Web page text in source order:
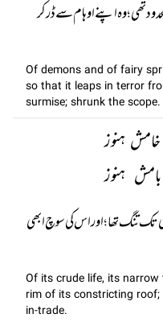
تھی؛ وہ اپنے اوہام سے ڈر کر
Of demons and of fairy
so that it leaps in terror
surmise; shrunk the scope.
ہنوز
ہنوز
تنگ تھا؛ اور اس کی سوچ ا بھی
Of its crude life, its
rim of its constricting
in-trade.